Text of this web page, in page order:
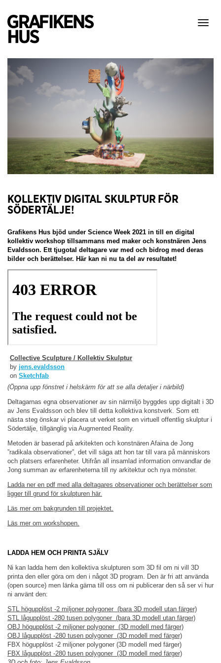
Visa
KOLLEKTIV DIGITAL SKULPTUR FÖR
SÖDERTÄLJE!
Grafikens Hus bjöd under Science Week 2021 in till en digital
kollektiv workshop tillsammans med maker och konstnären Jens
Evaldsson. Ett tjugotal deltagare var med och bidrog med deras
bilder och berättelser. Här kan ni nu ta del av resultatet!
Collective Sculpture / Kollektiv Skulptur
by jens.evaldsson
on Sketchfab
(Öppna upp fönstret i helskärm för att se alla detaljer i närbild)
Deltagarnas egna observationer av sin närmiljö byggdes upp digitalt i 3D
av Jens Evaldsson och blev till detta kollektiva konstverk. Som ett
nästa steg önskar vi placera ut verket som en virtuell offentlig skulptur i
Södertälje, tillgänglig via Augmented Reality.
Metoden är baserad på arkitekten och konstnären Afaina de Jong
”radikala observationer”, det vill säga att hon tar till vara på människors
och platsers erfarenheter. Utifrån all insamlad information omvandlar de
Jong summan av erfarenheterna till ny arkitektur och nya mönster.
Ladda ner en pdf med alla deltagares observationer och berättelser som
ligger till grund för skulpturen här.
Läs mer om bakgrunden till projektet.
Läs mer om workshopen.
LADDA HEM OCH PRINTA SJÄLV
Ni kan ladda hem den kollektiva skulpturen som 3D fil om ni vill 3D
printa den eller göra om den i något 3D program. Den är fri att använda
(open source) men länka gärna till oss om ni publicerar den så ser vi hur
ni använt den:
STL högupplöst -2 miljoner polygoner (bara 3D modell utan färger)
STL lågupplöst -280 tusen polygoner (bara 3D modell utan färger)
OBJ högupplöst -2 miljoner polygoner (3D modell med färger)
OBJ lågupplöst -280 tusen polygoner (3D modell med färger)
FBX högupplöst -2 miljoner polygoner (3D modell med färger)
FBX lågupplöst -280 tusen polygoner (3D modell med färger)